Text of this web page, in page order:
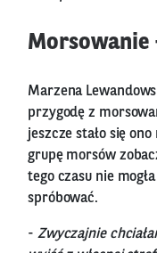
Morsowanie
Marzena
przygodę z
jeszcze stało się
grupę morsów
tego czasu nie
spróbować.
- Zwyczajnie